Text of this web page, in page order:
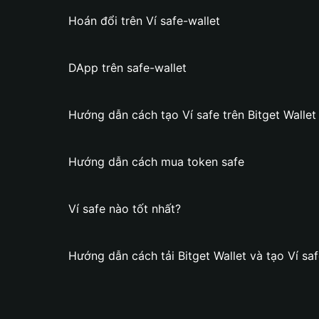
Hoán đổi trên Ví safe-wallet
DApp trên safe-wallet
Hướng dẫn cách tạo Ví safe trên Bitget Wallet
Hướng dẫn cách mua token safe
Ví safe nào tốt nhất?
Hướng dẫn cách tải Bitget Wallet và tạo Ví